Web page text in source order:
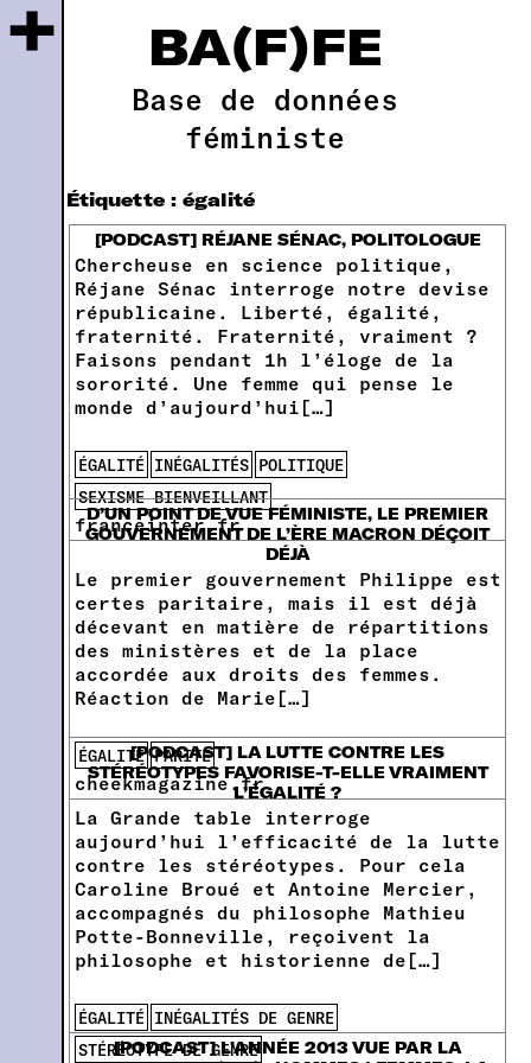
BA(F)FE
Base de données
féministe
+
Étiquette : égalité
[PODCAST] RÉJANE SÉNAC, POLITOLOGUE
Chercheuse en science politique,
Réjane Sénac interroge notre devise
républicaine. Liberté, égalité,
fraternité. Fraternité, vraiment ?
Faisons pendant 1h l’éloge de la
sororité. Une femme qui pense le
monde d’aujourd’hui[…]
ÉGALITÉ INÉGALITÉS POLITIQUE
SEXISME BIENVEILLANT
franceinter.fr
D’UN POINT DE VUE FÉMINISTE, LE PREMIER
GOUVERNEMENT DE L’ÈRE MACRON DÉÇOIT
DÉJÀ
Le premier gouvernement Philippe est
certes paritaire, mais il est déjà
décevant en matière de répartitions
des ministères et de la place
accordée aux droits des femmes.
Réaction de Marie[…]
ÉGALITÉ PARITÉ
cheekmagazine.fr
[PODCAST] LA LUTTE CONTRE LES
STÉRÉOTYPES FAVORISE-T-ELLE VRAIMENT
L’ÉGALITÉ ?
La Grande table interroge
aujourd’hui l’efficacité de la lutte
contre les stéréotypes. Pour cela
Caroline Broué et Antoine Mercier,
accompagnés du philosophe Mathieu
Potte-Bonneville, reçoivent la
philosophe et historienne de[…]
ÉGALITÉ INÉGALITÉS DE GENRE
STÉRÉOTYPE DE GENRE
[PODCAST] L’ANNÉE 2013 VUE PAR LA